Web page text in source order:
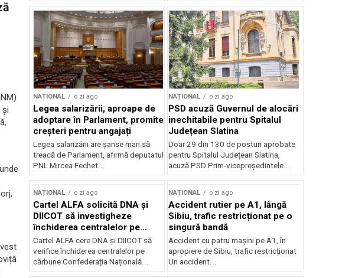
și
NAȚIONAL o zi ago
Legea salarizării, aproape de
adoptare în Parlament, promite
creșteri pentru angajați
Legea salarizării are șanse mari să
treacă de Parlament, afirmă deputatul
PNL Mircea Fechet...
NAȚIONAL o zi ago
PSD acuză Guvernul de alocări
inechitabile pentru Spitalul
Județean Slatina
Doar 29 din 130 de posturi aprobate
pentru Spitalul Județean Slatina,
acuză PSD Prim-vicepreședintele...
NAȚIONAL o zi ago
Cartel ALFA solicită DNA și
DIICOT să investigheze
închiderea centralelor pe
cărbune
Cartel ALFA cere DNA și DIICOT să
verifice închiderea centralelor pe
cărbune Confederația Națională...
NAȚIONAL o zi ago
Accident rutier pe A1, lângă
Sibiu, trafic restricționat pe o
singură bandă
Accident cu patru mașini pe A1, în
apropiere de Sibiu, trafic restricționat
Un accident...